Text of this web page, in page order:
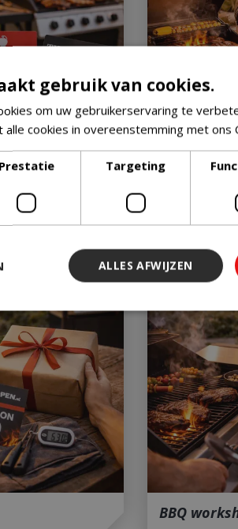
Nieuwe
BBQ
gebruik van cookies.
om uw gebruikerservaring te
cookies in overeenstemming met ons
Prestatie Targeting
ALLES AFWIJZEN
Prestatie Targeting Functioneel
de kernfunctionaliteiten van de website
niet goed worden gebruikt zonder de strikt
Aanbieder
Domein
Vervaldatum
Cloudflare Inc.
.db.sleak.chat
29 minuten 59
seconden
Deze
maken
voor de
kunnen
website.
This
Universal